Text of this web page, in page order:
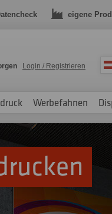
eigene
Login / Registrieren
Werbefahnen